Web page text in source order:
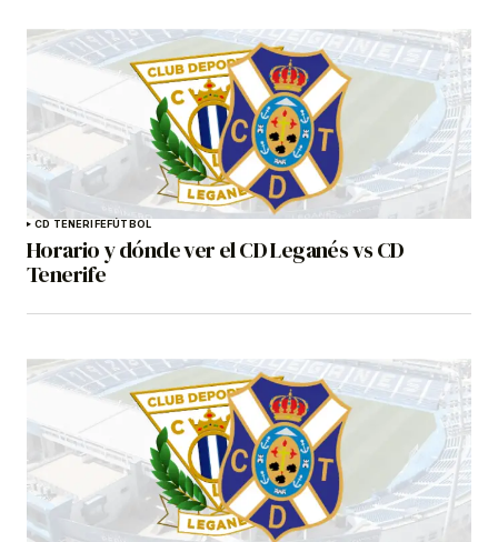
CD TENERIFEFÚTBOL
Horario y dónde ver el CD Leganés vs CD
Tenerife